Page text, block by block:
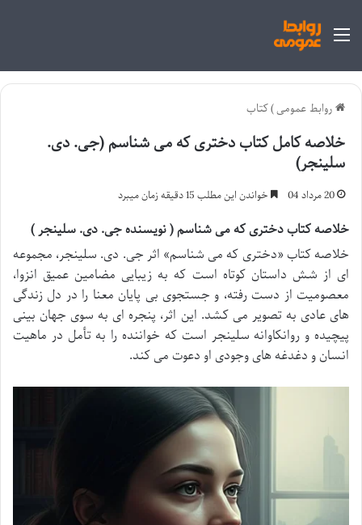
منو
روابط عمومی)کتاب
خلاصه کامل کتاب دختری که می شناسم (جی. دی.
سلینجر)
20 مرداد 04 خواندن این مطلب 15 دقیقه زمان میبرد
خلاصه کتاب دختری که می شناسم ( نویسنده جی. دی. سلینجر )
خلاصه کتاب «دختری که می شناسم» اثر جی. دی. سلینجر، مجموعه
ای از شش داستان کوتاه است که به زیبایی مضامین عمیق انزوا،
معصومیت از دست رفته، و جستجوی بی پایان معنا را در دل زندگی
های عادی به تصویر می کشد. این اثر، پنجره ای به سوی جهان بینی
پیچیده و روانکاوانه سلینجر است که خواننده را به تأمل در ماهیت
انسان و دغدغه های وجودی او دعوت می کند.